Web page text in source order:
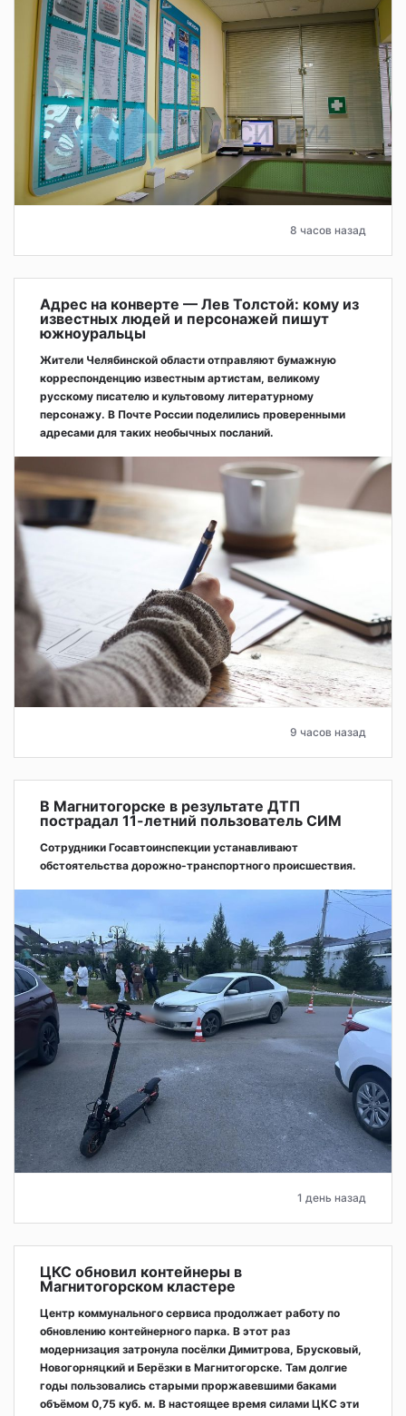
8 часов назад
Адрес на конверте — Лев Толстой: кому из
известных людей и персонажей пишут
южноуральцы
Жители Челябинской области отправляют бумажную
корреспонденцию известным артистам, великому
русскому писателю и культовому литературному
персонажу. В Почте России поделились проверенными
адресами для таких необычных посланий.
9 часов назад
В Магнитогорске в результате ДТП
пострадал 11-летний пользователь СИМ
Сотрудники Госавтоинспекции устанавливают
обстоятельства дорожно-транспортного происшествия.
1 день назад
ЦКС обновил контейнеры в
Магнитогорском кластере
Центр коммунального сервиса продолжает работу по
обновлению контейнерного парка. В этот раз
модернизация затронула посёлки Димитрова, Брусковый,
Новогорняцкий и Берёзки в Магнитогорске. Там долгие
годы пользовались старыми проржавевшими баками
объёмом 0,75 куб. м. В настоящее время силами ЦКС эти